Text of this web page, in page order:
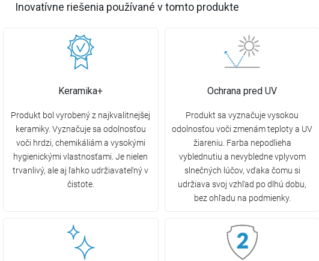
Inovatívne riešenia používané v tomto produkte
Keramika+
Produkt bol vyrobený z najkvalitnejšej
keramiky. Vyznačuje sa odolnosťou
voči hrdzi, chemikáliám a vysokými
hygienickými vlastnosťami. Je nielen
trvanlivý, ale aj ľahko udržiavateľný v
čistote.
Ochrana pred UV
Produkt sa vyznačuje vysokou
odolnosťou voči zmenám teploty a UV
žiareniu. Farba nepodlieha
vyblednutiu a nevybledne vplyvom
slnečných lúčov, vďaka čomu si
udržiava svoj vzhľad po dlhú dobu,
bez ohľadu na podmienky.